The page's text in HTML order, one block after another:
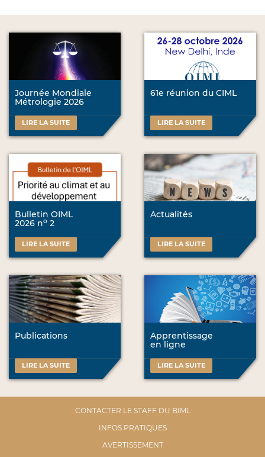
Journée Mondiale
Métrologie 2026
LIRE LA SUITE
61e réunion du CIML
LIRE LA SUITE
Bulletin OIML
2026 no 2
LIRE LA SUITE
Actualités
LIRE LA SUITE
Publications
LIRE LA SUITE
Apprentissage
en ligne
LIRE LA SUITE
CONTACTER LE STAFF DU BIML
INFOS PRATIQUES
AVERTISSEMENT